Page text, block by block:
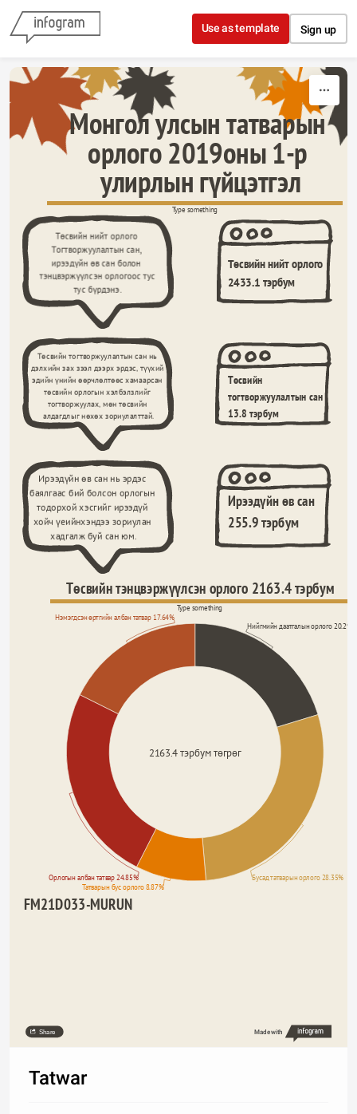
Skip to content
Use as template Sign up
Mонгол улсын татварын
орлого 2019оны 1-p
улирлын гүйцэтгэл
Төсвийн нийт орлого
Тогтворжуулалтын сан,
ирээдүйн өв сан болон
тэнцвэржүүлсэн орлогоос тус
тус бүрдэнэ.
Type something
Төсвийн нийт орлого
2433.1 тэрбум
Төсвийн тогтворжуулалтын сан нь
дэлхийн зах зээл дээрх эрдэс, түүхий
эдийн үнийн өөрчлөлтөөс хамаарсан
төсвийн орлогын хэлбэлзлийг
тогтворжуулах, мөн төсвийн
алдагдлыг нөхөх зориулалттай.
Төсвийн
тогтворжуулалтын сан
13.8 тэрбум
Ирээдүйн өв сан нь эрдэс
баялгаас бий болсон орлогын
тодорхой хэсгийг ирээдүй
хойч үеийнхэндээ зориулан
хадгалж буй сан юм.
Ирээдүйн өв сан
255.9 тэрбум
2163.4 тэрбум төгрөг
Нийгмийн даатгалын орлого 20.29%
Бусад татварын орлого 28.35%
Татварын бус орлого 8.87%
Орлогын албан татвар 24.85%
Нэмэгдсэн өртгийн албан татвар 17.64%
Төсвийн тэнцвэржүүлсэн орлого 2163.4 тэрбум
Type something
FM21D033-MURUN
Share Made with
Tatwar